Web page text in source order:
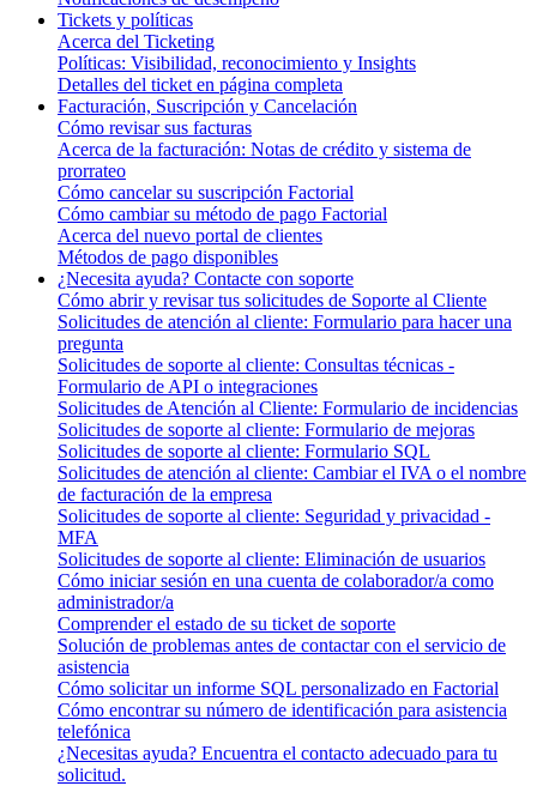
Tickets y políticas
Acerca del Ticketing
Políticas: Visibilidad, reconocimiento y Insights
Detalles del ticket en página completa
Facturación, Suscripción y Cancelación
Cómo revisar sus facturas
Acerca de la facturación: Notas de crédito y sistema de
prorrateo
Cómo cancelar su suscripción Factorial
Cómo cambiar su método de pago Factorial
Acerca del nuevo portal de clientes
Métodos de pago disponibles
¿Necesita ayuda? Contacte con soporte
Cómo abrir y revisar tus solicitudes de Soporte al Cliente
Solicitudes de atención al cliente: Formulario para hacer una
pregunta
Solicitudes de soporte al cliente: Consultas técnicas -
Formulario de API o integraciones
Solicitudes de Atención al Cliente: Formulario de incidencias
Solicitudes de soporte al cliente: Formulario de mejoras
Solicitudes de soporte al cliente: Formulario SQL
Solicitudes de atención al cliente: Cambiar el IVA o el nombre
de facturación de la empresa
Solicitudes de soporte al cliente: Seguridad y privacidad -
MFA
Solicitudes de soporte al cliente: Eliminación de usuarios
Cómo iniciar sesión en una cuenta de colaborador/a como
administrador/a
Comprender el estado de su ticket de soporte
Solución de problemas antes de contactar con el servicio de
asistencia
Cómo solicitar un informe SQL personalizado en Factorial
Cómo encontrar su número de identificación para asistencia
telefónica
¿Necesitas ayuda? Encuentra el contacto adecuado para tu
solicitud.